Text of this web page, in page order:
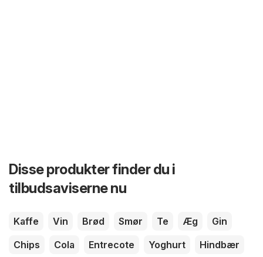
Disse produkter finder du i
tilbudsaviserne nu
Kaffe Vin Brød Smør Te Æg
Gin
Chips
Cola Entrecote Yoghurt
Hindbær